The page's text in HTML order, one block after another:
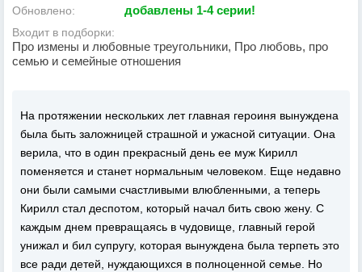
Обновлено: добавлены 1-4 серии!
Входит в подборки:
Про измены и любовные треугольники, Про любовь, про
семью и семейные отношения
На протяжении нескольких лет главная героиня вынуждена
была быть заложницей страшной и ужасной ситуации. Она
верила, что в один прекрасный день ее муж Кирилл
поменяется и станет нормальным человеком. Еще недавно
они были самыми счастливыми влюбленными, а теперь
Кирилл стал деспотом, который начал бить свою жену. С
каждым днем превращаясь в чудовище, главный герой
унижал и бил супругу, которая вынуждена была терпеть это
все ради детей, нуждающихся в полноценной семье. Но